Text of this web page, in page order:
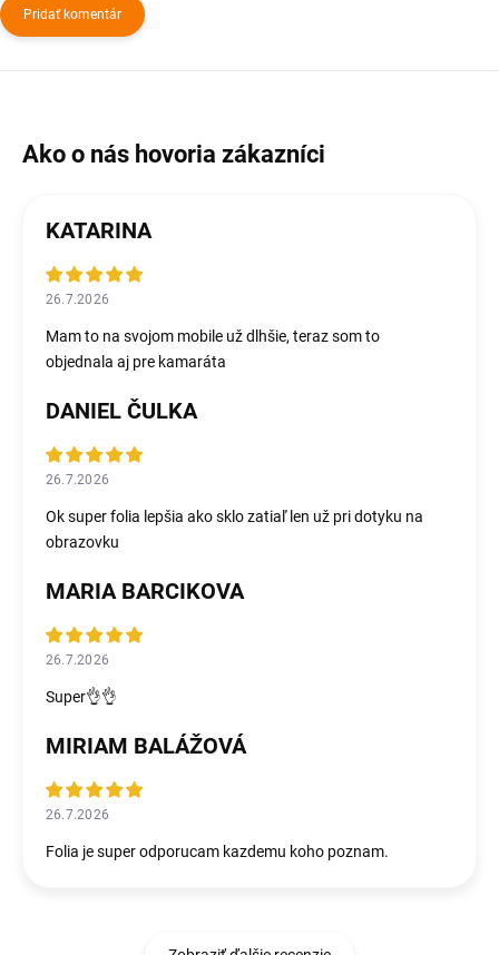
Pridať komentár
KATARINA
26.7.2026
Mam to na svojom mobile už dlhšie, teraz som to
objednala aj pre kamaráta
DANIEL ČULKA
26.7.2026
Ok super folia lepšia ako sklo zatiaľ len už pri dotyku na
obrazovku
MARIA BARCIKOVA
26.7.2026
Super👌👌
MIRIAM BALÁŽOVÁ
26.7.2026
Folia je super odporucam kazdemu koho poznam.